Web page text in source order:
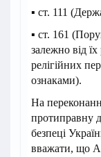
▪️ ст. 111
▪️ ст. 161
залежно від
релігійних
ознаками).
На
протиправну
безпеці
вважати, що